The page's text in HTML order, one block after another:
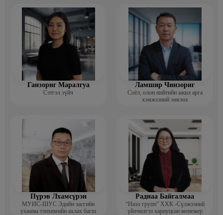
Ганзориг Маралгуа
Сэтгэл зүйч
Ламшир Чинзориг
Соёл, олон нийтийн ажил арга
хэмжээний зөвлөх
Пүрэв Лхамсүрэн
МУИС-ШУС Эдийн засгийн
ухааны тэнхимийн ахлах багш
Раднаа Байгалмаа
“Назо групп” ХХК -Сүлжээний
үйлчилгээ хариуцсан менежер